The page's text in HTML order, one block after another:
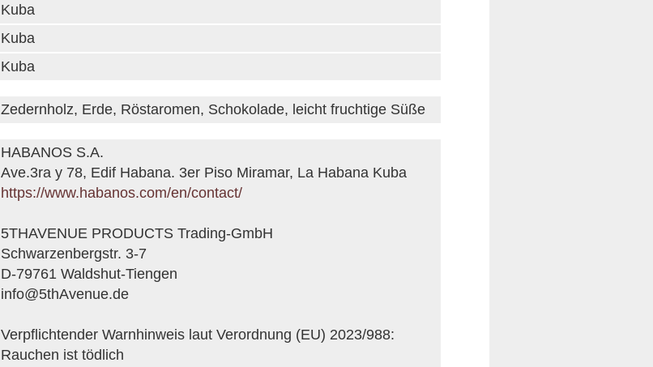
Kuba
Kuba
Kuba
Zedernholz, Erde, Röstaromen, Schokolade, leicht fruchtige Süße
HABANOS S.A.
Ave.3ra y 78, Edif Habana. 3er Piso Miramar, La Habana Kuba
https://www.habanos.com/en/contact/
5THAVENUE PRODUCTS Trading-GmbH
Schwarzenbergstr. 3-7
D-79761 Waldshut-Tiengen
info@5thAvenue.de
Verpflichtender Warnhinweis laut Verordnung (EU) 2023/988:
Rauchen ist tödlich